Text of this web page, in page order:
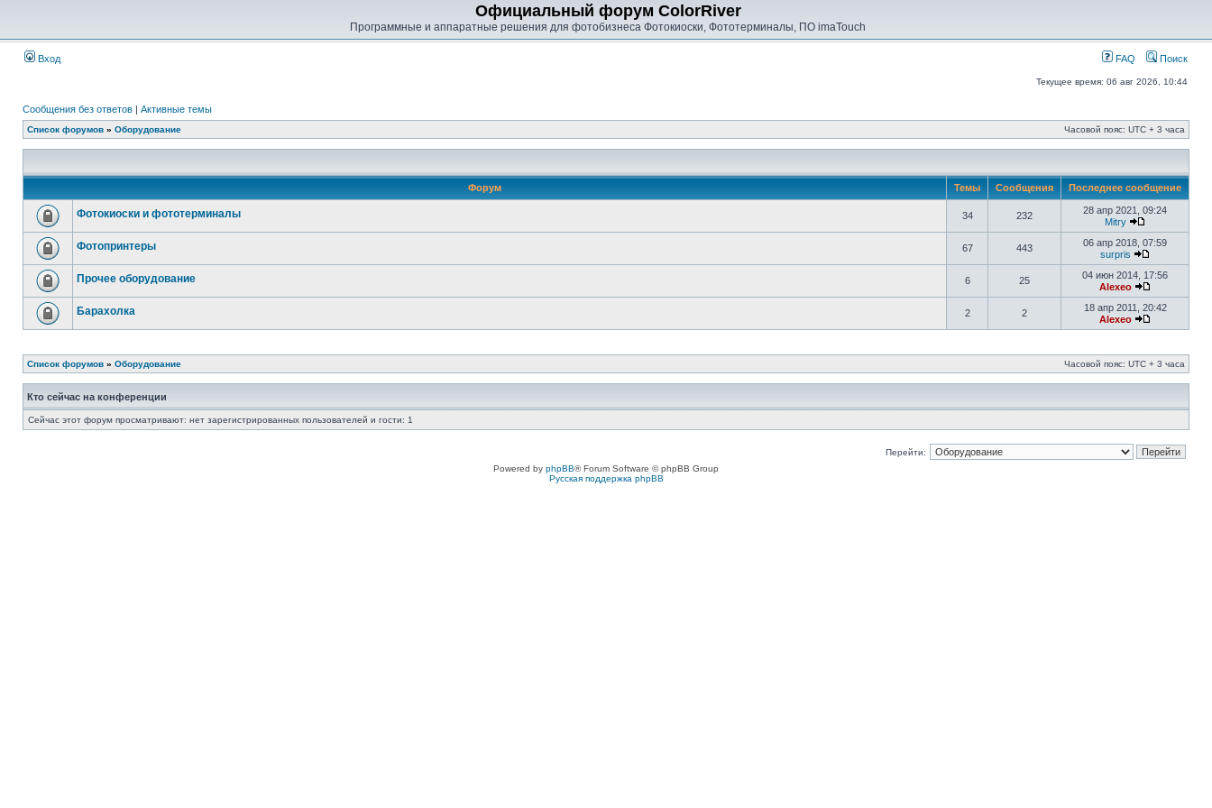
Официальный форум ColorRiver
Программные и аппаратные решения для фотобизнеса Фотокиоски, Фототерминалы, ПО imaTouch
Вход FAQ Поиск
Текущее время: 06 авг 2026, 10:44
Сообщения без ответов | Активные темы
Список форумов » Оборудование Часовой пояс: UTC + 3 часа
Форум Темы Сообщения Последнее сообщение
Фотокиоски и фототерминалы 34 232
28 апр 2021, 09:24
Mitry
Фотопринтеры 67 443
06 апр 2018, 07:59
surpris
Прочее оборудование 6 25
04 июн 2014, 17:56
Alexeo
Барахолка 2 2
18 апр 2011, 20:42
Alexeo
Список форумов » Оборудование Часовой пояс: UTC + 3 часа
Кто сейчас на конференции
Сейчас этот форум просматривают: нет зарегистрированных пользователей и гости: 1
Перейти:
Powered by phpBB® Forum Software © phpBB Group
Русская поддержка phpBB